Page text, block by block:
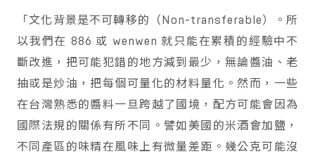
「文化背景是不可轉移的（Non-transferable）。所
以我們在 886 或 wenwen 就只能在累積的經驗中不
斷改進，把可能犯錯的地方減到最少，無論醬油、老
抽或是炒油，把每個可量化的材料量化。然而，一些
在台灣熟悉的醬料一旦跨越了國境，配方可能會因為
國際法規的關係有所不同。譬如美國的米酒會加鹽，
不同產區的味精在風味上有微量差距。幾公克可能沒